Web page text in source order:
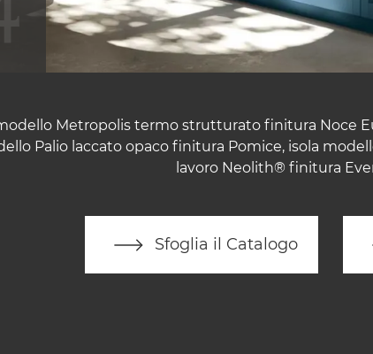
Metropolis termo strutturato finitura Noce
Palio laccato opaco finitura Pomice, isola
lavoro Neolith® finitura
Sfoglia il Catalogo